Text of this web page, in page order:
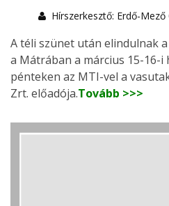
Hírszerkesztő: Erdő-Mező
A téli szünet után elindulnak
a Mátrában a március 15-16-i
pénteken az MTI-vel a
Zrt. előadója.Tovább >>>